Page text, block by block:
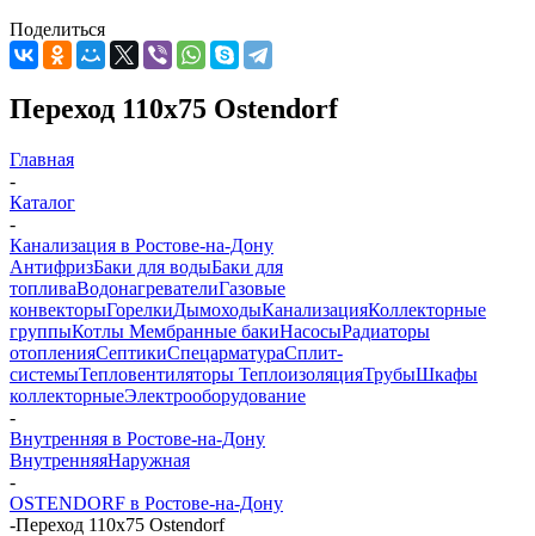
Поделиться
Переход 110х75 Ostendorf
Главная
-
Каталог
-
Канализация в Ростове-на-Дону
АнтифризБаки для водыБаки для
топливаВодонагревателиГазовые
конвекторыГорелкиДымоходыКанализацияКоллекторные
группыКотлы Мембранные бакиНасосыРадиаторы
отопленияСептикиСпецарматураСплит-
системыТепловентиляторы ТеплоизоляцияТрубыШкафы
коллекторныеЭлектрооборудование
-
Внутренняя в Ростове-на-Дону
ВнутренняяНаружная
-
OSTENDORF в Ростове-на-Дону
-Переход 110х75 Ostendorf